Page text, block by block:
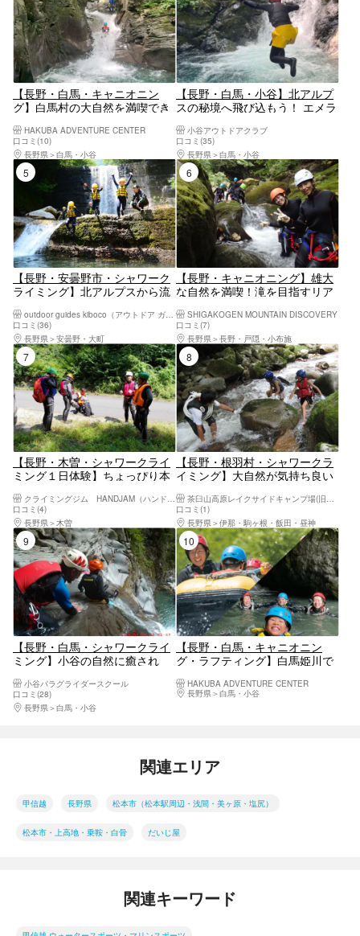
【長野・白馬・キャニオニン
グ】白馬村の大自然を満喫でき
を体験しよう！
HAKUBA ADVENTURE CENTER
口コミ(10)
長野県
白馬・小谷
【長野・白馬・小谷】北アルプ
スの秘境へ飛び込もう！ エメラ
ャンプ・天然ウォータースライ
ダー・シャワークライミングを
満喫。自然の中で思いきり遊べ
る、本格アウトドア体験！
小谷アウトドアクラブ
口コミ(35)
長野県
白馬・小谷
5位
【長野・安曇野市・シャワーク
ライミング】北アルプスから流
ク！
outdoor guides kiboco（アウトドア ガイド キボコ）
口コミ(36)
長野県
安曇野・大町
6位
【長野・キャニオニング】雄大
な自然を満喫！滝を目指すリア
SHIGAKOGEN MOUNTAIN DISCOVERY
口コミ(7)
長野県
長野・戸隠・小布施
7位
【長野・木曽・シャワークライ
ミング１日体験】ちょっぴり本
験します！
クライミングジム HANDJAM（ハンドジャム）
口コミ(4)
長野県
木曽
8位
【長野・根羽村・シャワークラ
イミング】大自然が気持ち良い
茶臼山高原レイクサイドキャンプ場(旧木のぼりキャンプ村)
口コミ(1)
長野県
伊那・駒ヶ根・飯田・昼神
9位
【長野・白馬・シャワークライ
ミング】小谷の自然に癒され
小谷パラグライダースクール
口コミ(28)
長野県
白馬・小谷
10位
【長野・白馬・キャニオニン
グ・ラフティング】白馬姫川で
がセットになったお得なMixプ
ラン
HAKUBA ADVENTURE CENTER
長野県
白馬・小谷
関連エリア
甲信越 長野県 松本市（松本駅周辺・浅間・美ヶ原・塩尻）
松本市・上高地・乗鞍・白骨 だいじ屋
関連キーワード